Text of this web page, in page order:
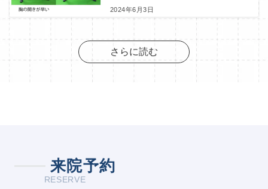
2024年6月3日
さらに読む
来院予約
RESERVE